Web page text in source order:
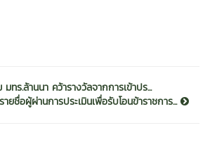
ทร.ล้านนา คว้ารางวัลจากการเข้าปร...
ายชื่อผู้ผ่านการประเมินเพื่อรับโอนข้าราชการ...